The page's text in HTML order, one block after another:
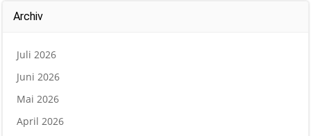
Archiv
Juli 2026
Juni 2026
Mai 2026
April 2026